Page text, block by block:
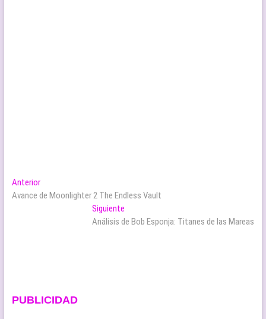
Navegación
de
AnteriorEntrada
anterior:
Avance de Moonlighter 2 The Endless Vault
Siguiente
siguiente:
Análisis de Bob Esponja: Titanes de las Mareas
PUBLICIDAD